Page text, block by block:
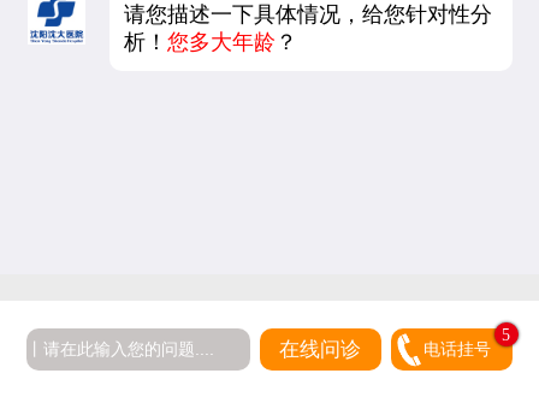
请您描述一下具体情况，给您针对性分
析！您多大年龄 ？
在线问诊 电话挂号
5